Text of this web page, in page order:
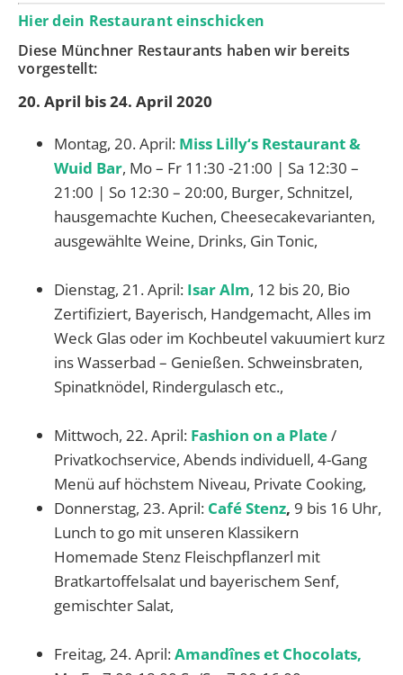
Hier dein Restaurant einschicken
Diese Münchner Restaurants haben wir bereits
vorgestellt:
20. April bis 24. April 2020
Montag, 20. April: Miss Lilly‘s Restaurant &
Wuid Bar, Mo – Fr 11:30 -21:00 | Sa 12:30 –
21:00 | So 12:30 – 20:00, Burger, Schnitzel,
hausgemachte Kuchen, Cheesecakevarianten,
ausgewählte Weine, Drinks, Gin Tonic,
Dienstag, 21. April: Isar Alm, 12 bis 20, Bio
Zertifiziert, Bayerisch, Handgemacht, Alles im
Weck Glas oder im Kochbeutel vakuumiert kurz
ins Wasserbad – Genießen. Schweinsbraten,
Spinatknödel, Rindergulasch etc.,
Mittwoch, 22. April: Fashion on a Plate/
Privatkochservice, Abends individuell, 4-Gang
Menü auf höchstem Niveau, Private Cooking,
Donnerstag, 23. April: Café Stenz, 9 bis 16 Uhr,
Lunch to go mit unseren Klassikern
Homemade Stenz Fleischpflanzerl mit
Bratkartoffelsalat und bayerischem Senf,
gemischter Salat,
Freitag, 24. April:Amandînes et Chocolats,